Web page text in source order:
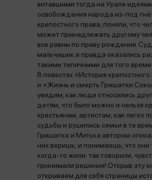
витавшими тогда на Урале идеями
освобождения народа из-под
крепостного права, поняли, что
может принадлежать другому
все равны по праву рождения.
мальчишек и правда оказались
такими типичными для того
В повестях «История
и «Жизнь и смерть Гришатки
увидим, как люди относились друг
детям, что было можно и нельзя
крестьянам, артистам, как легко
судьбы и рушились семьи в те
Гришатка и Митька автором
них веришь, и понимаешь, что они
когда-то жили: так говорили,
принимали решения! Открыв эту
открываем для себя страницы